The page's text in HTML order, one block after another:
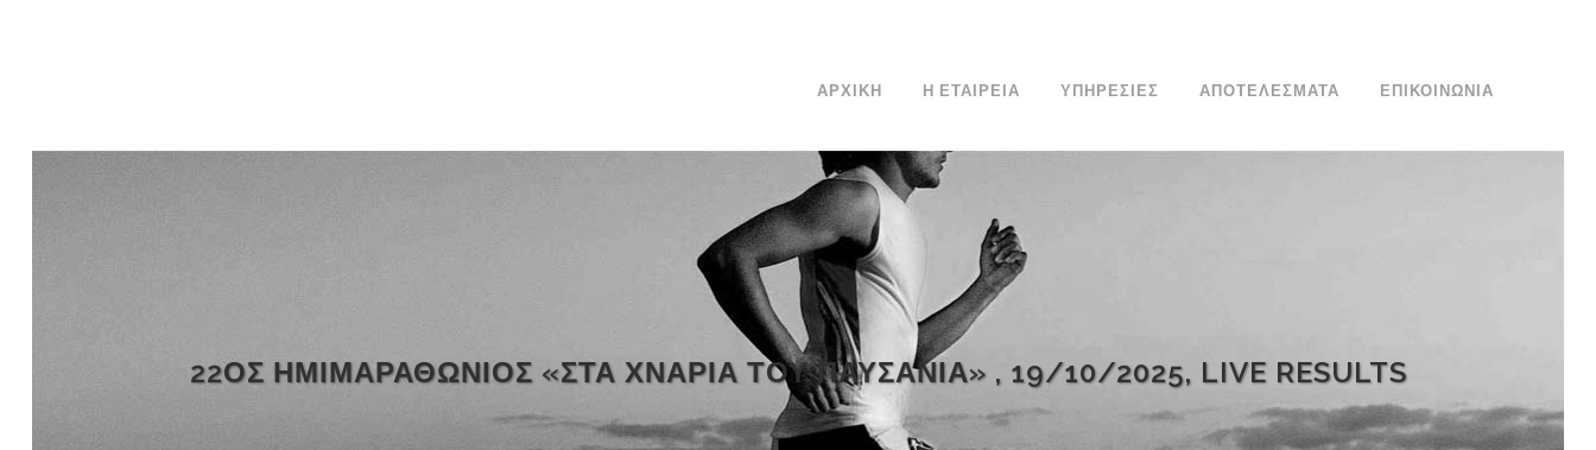
ΑΡΧΙΚΗ Η ΕΤΑΙΡΕΙΑ ΥΠΗΡΕΣΊΕΣ ΑΠΟΤΕΛΈΣΜΑΤΑ ΕΠΙΚΟΙΝΩΝΙΑ
22ΟΣ ΗΜΙΜΑΡΑΘΏΝΙΟΣ «ΣΤΑ ΧΝΆΡΙΑ ΤΟΥ ΠΑΥΣΑΝΊΑ» , 19/10/2025, LIVE RESULTS